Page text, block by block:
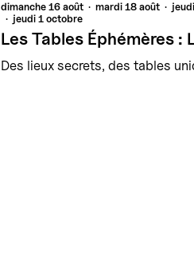
dimanche 16 août mardi 18 août jeudi
jeudi 1 octobre
Les Tables Éphémères :
Des lieux secrets, des tables